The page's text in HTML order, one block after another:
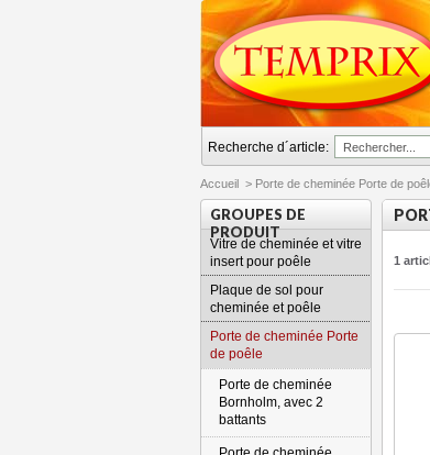
Recherche d´article:
Accueil > Porte de cheminée Porte de
1
GROUPES DE
PRODUIT
Vitre de cheminée et vitre
insert pour poêle
Plaque de sol pour
cheminée et poêle
Porte de cheminée Porte
de poêle
Porte de cheminée
Bornholm, avec 2
battants